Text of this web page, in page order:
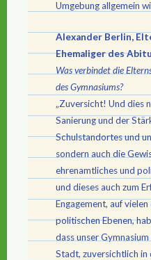
Umgebung allgemein
Alexander Berlin,
Ehemaliger des
Was verbindet die
des Gymnasiums?
„Zuversicht! Und dies
Sanierung und der
Schulstandortes und
sondern auch die
ehrenamtliches und
und dieses auch zum
Engagement, auf
politischen Ebenen,
dass unser
Stadt, zuversichtlich in